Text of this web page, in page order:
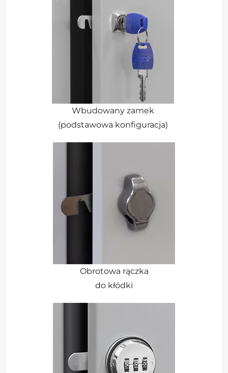
Wbudowany zamek
(podstawowa konfiguracja)
Obrotowa rączka
do kłódki